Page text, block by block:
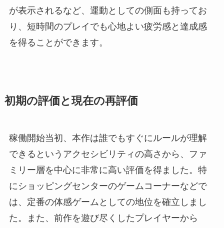
が表示されるなど、運動としての側面も持ってお
り、短時間のプレイでも心地よい疲労感と達成感
を得ることができます。
初期の評価と現在の再評価
稼働開始当初、本作は誰でもすぐにルールが理解
できるというアクセシビリティの高さから、ファ
ミリー層を中心に非常に高い評価を得ました。特
にショッピングセンターのゲームコーナーなどで
は、定番の体感ゲームとしての地位を確立しまし
た。また、前作を遊び尽くしたプレイヤーから